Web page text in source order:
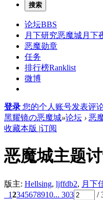
搜索
论坛BBS
月下研究恶魔城月下
恶魔勋章
任务
排行榜Ranklist
微博
登录 您的个人账号发表评
黑耀镜の恶魔城»论坛 › 恶
收藏本版 |订阅
恶魔城主题
版主: Hellsing, ljffdb2, 月下
12345678910... 303 /